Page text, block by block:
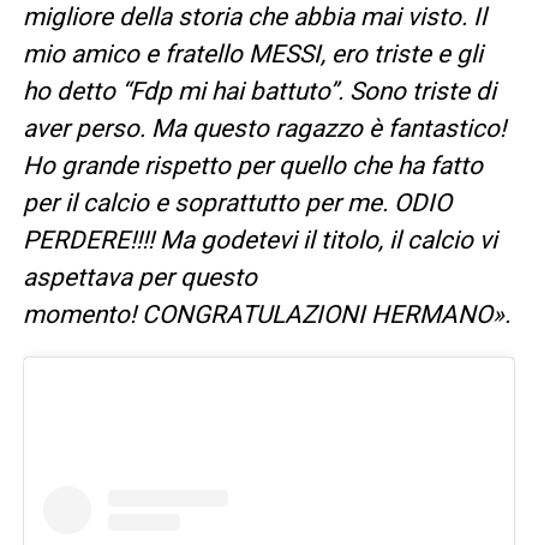
migliore della storia che abbia mai visto. Il
mio amico e fratello MESSI, ero triste e gli
ho detto “Fdp mi hai battuto”. Sono triste di
aver perso. Ma questo ragazzo è fantastico!
Ho grande rispetto per quello che ha fatto
per il calcio e soprattutto per me. ODIO
PERDERE!!!! Ma godetevi il titolo, il calcio vi
aspettava per questo
momento! CONGRATULAZIONI HERMANO».